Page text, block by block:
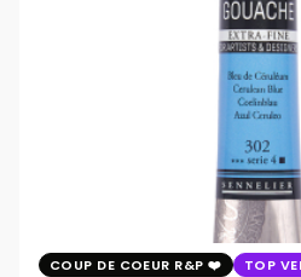
COUP DE COEUR R&P TOP